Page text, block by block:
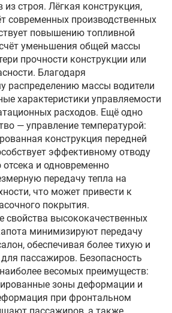
строя. Лёгкая конструкция,
современных производственных
повышению топливной
уменьшения общей массы
прочности конструкции или
Благодаря
распределению массы водители
характеристики управляемости
расходов. Ещё одно
— управление температурой:
конструкция передней
эффективному отводу
отсека и одновременно
передачу тепла на
что может привести к
покрытия.
высококачественных
минимизируют передачу
обеспечивая более тихую и
пассажиров. Безопасность
весомых преимуществ:
зоны деформации и
при фронтальном